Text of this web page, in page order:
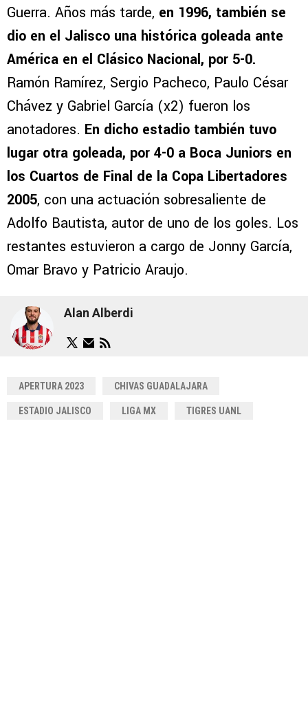
Guerra. Años más tarde, en 1996, también se
dio en el Jalisco una histórica goleada ante
América en el Clásico Nacional, por 5-0.
Ramón Ramírez, Sergio Pacheco, Paulo César
Chávez y Gabriel García (x2) fueron los
anotadores. En dicho estadio también tuvo
lugar otra goleada, por 4-0 a Boca Juniors en
los Cuartos de Final de la Copa Libertadores
2005, con una actuación sobresaliente de
Adolfo Bautista, autor de uno de los goles. Los
restantes estuvieron a cargo de Jonny García,
Omar Bravo y Patricio Araujo.
Alan Alberdi
APERTURA 2023 CHIVAS GUADALAJARA
ESTADIO JALISCO LIGA MX TIGRES UANL